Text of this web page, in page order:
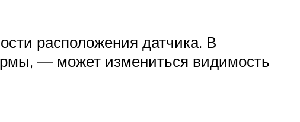
расположения датчика. В
— может измениться видимость